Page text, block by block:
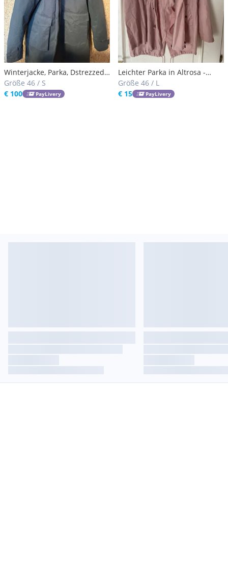
Winterjacke, Parka, Dstrezzed
3 in 1 Iconic Parka
Größe 46 / S
€ 100
PayLivery
Leichter Parka in Altrosa -
"Parka in a Pocket" - Gr. M
Größe 46 / L
€ 15
PayLivery